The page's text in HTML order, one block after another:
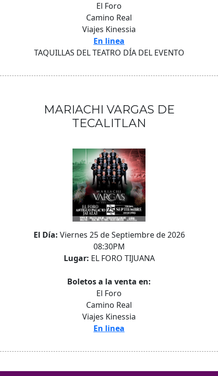
El Foro
Camino Real
Viajes Kinessia
En linea
TAQUILLAS DEL TEATRO DÍA DEL EVENTO
MARIACHI VARGAS DE
TECALITLAN
El Día: Viernes 25 de Septiembre de 2026
08:30PM
Lugar: EL FORO TIJUANA
Boletos a la venta en:
El Foro
Camino Real
Viajes Kinessia
En linea